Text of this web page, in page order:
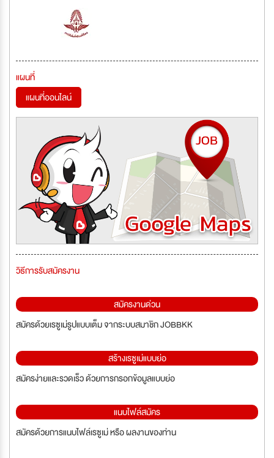
แผนที่
แผนที่ออนไลน์
วิธีการรับสมัครงาน
สมัครงานด่วน
สมัครด้วยเรซูเม่รูปแบบเต็ม จากระบบสมาชิก JOBBKK
สร้างเรซูเม่แบบย่อ
สมัครง่ายและรวดเร็ว ด้วยการกรอกข้อมูลแบบย่อ
แนบไฟล์สมัคร
สมัครด้วยการแนบไฟล์เรซูเม่ หรือ ผลงานของท่าน